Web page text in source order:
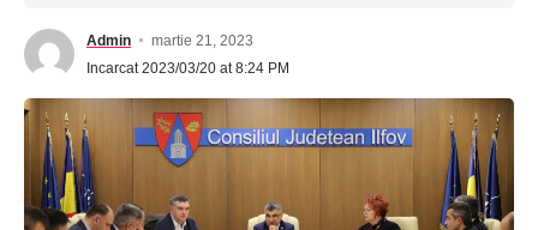
Admin
martie 21, 2023
Incarcat 2023/03/20 at 8:24 PM